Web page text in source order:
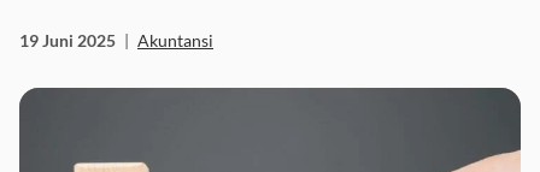
19 Juni 2025 Akuntansi